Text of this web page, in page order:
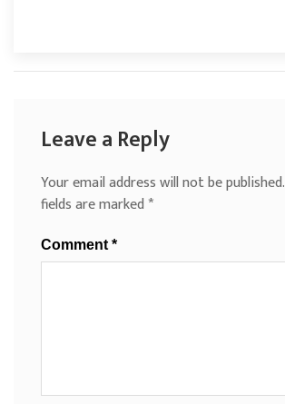
Leave a Reply
Your email address will not be published.
fields are marked*
Comment *